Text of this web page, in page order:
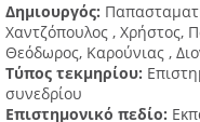
Δημιουργός:
Χαντζόπουλος , Χρήστος,
Θεόδωρος, Καρούνιας ,
Τύπος τεκμηρίου:
συνεδρίου
Επιστημονικό πεδίο: